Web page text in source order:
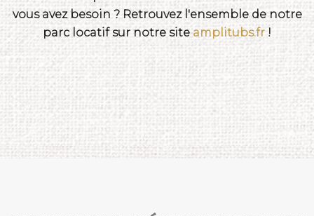
vous avez besoin ? Retrouvez l'ensemble de notre
parc locatif sur notre siteamplitubs.fr !